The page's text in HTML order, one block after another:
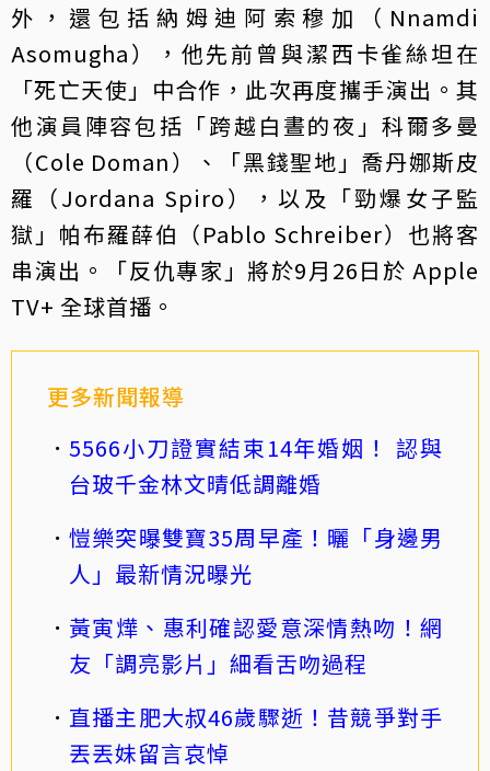
外，還包括納姆迪阿索穆加（Nnamdi
Asomugha），他先前曾與潔西卡雀絲坦在
「死亡天使」中合作，此次再度攜手演出。其
他演員陣容包括「跨越白晝的夜」科爾多曼
（Cole Doman）、「黑錢聖地」喬丹娜斯皮
羅（Jordana Spiro），以及「勁爆女子監
獄」帕布羅薛伯（Pablo Schreiber）也將客
串演出。「反仇專家」將於9月26日於 Apple
TV+ 全球首播。
更多新聞報導
5566小刀證實結束14年婚姻！ 認與
台玻千金林文晴低調離婚
愷樂突曝雙寶35周早產！曬「身邊男
人」最新情況曝光
黃寅燁、惠利確認愛意深情熱吻！網
友「調亮影片」細看舌吻過程
直播主肥大叔46歲驟逝！昔競爭對手
丟丟妹留言哀悼